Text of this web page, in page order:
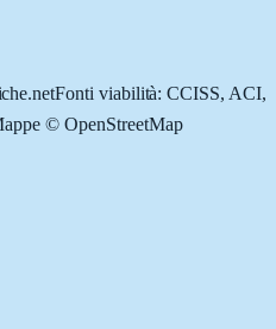
Fonti viabilità: CCISS, ACI,
© OpenStreetMap